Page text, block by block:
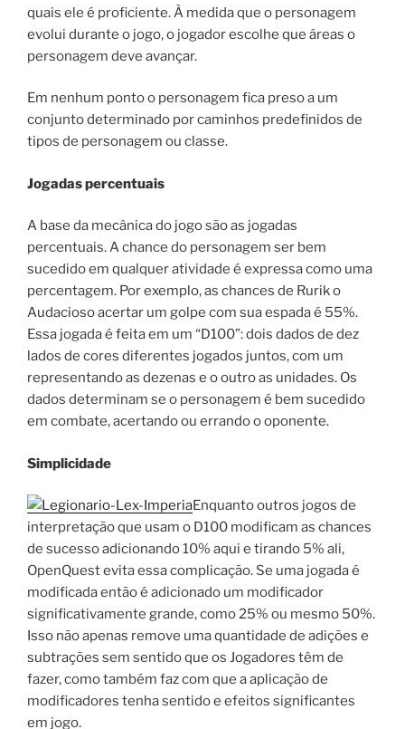
quais ele é proficiente. À medida que o personagem
evolui durante o jogo, o jogador escolhe que áreas o
personagem deve avançar.
Em nenhum ponto o personagem fica preso a um
conjunto determinado por caminhos predefinidos de
tipos de personagem ou classe.
Jogadas percentuais
A base da mecânica do jogo são as jogadas
percentuais. A chance do personagem ser bem
sucedido em qualquer atividade é expressa como uma
percentagem. Por exemplo, as chances de Rurik o
Audacioso acertar um golpe com sua espada é 55%.
Essa jogada é feita em um “D100”: dois dados de dez
lados de cores diferentes jogados juntos, com um
representando as dezenas e o outro as unidades. Os
dados determinam se o personagem é bem sucedido
em combate, acertando ou errando o oponente.
Simplicidade
Enquanto outros jogos de
interpretação que usam o D100 modificam as chances
de sucesso adicionando 10% aqui e tirando 5% ali,
OpenQuest evita essa complicação. Se uma jogada é
modificada então é adicionado um modificador
significativamente grande, como 25% ou mesmo 50%.
Isso não apenas remove uma quantidade de adições e
subtrações sem sentido que os Jogadores têm de
fazer, como também faz com que a aplicação de
modificadores tenha sentido e efeitos significantes
em jogo.